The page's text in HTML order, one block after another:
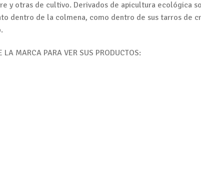
y otras de cultivo. Derivados de apicultura ecológica
dentro de la colmena, como dentro de sus tarros de
MARCA PARA VER SUS PRODUCTOS: